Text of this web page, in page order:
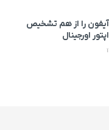
را از هم تشخیص
اورجینال